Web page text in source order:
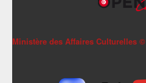
Ministère des Affaires Culturelles ©